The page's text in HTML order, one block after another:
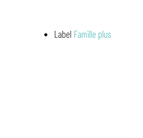
Label Famille plus